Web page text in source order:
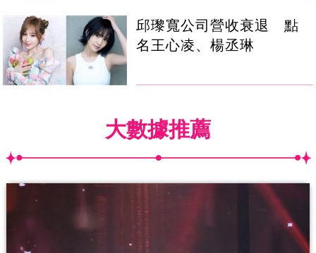
邱瓈寬公司營收衰退 點
名王心凌、楊丞琳
大數據推薦